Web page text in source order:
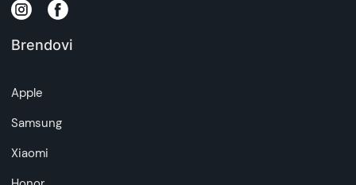
na daljinu, uslove reklamacije i povrata pročitajte
artikala budu što tačnije i detaljnije ali ne može
da garantuje da su svi podaci apsolutno ispravni.
Brendovi
Apple
Samsung
Xiaomi